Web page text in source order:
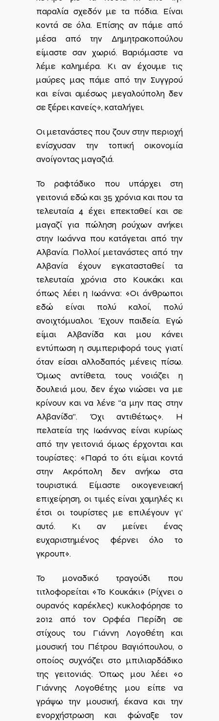
παραλία σχεδόν με τα πόδια. Είναι
κοντά σε όλα. Επίσης αν πάμε από
μέσα από την Δημητρακοπούλου
είμαστε σαν χωριό. Βαριόμαστε να
λέμε καλημέρα. Κι αν έχουμε τις
μαύρες μας πάμε από την Συγγρού
και είναι αμέσως μεγαλούπολη δεν
σε ξέρει κανείς», καταλήγει.
Οι μετανάστες που ζουν στην περιοχή
ενίσχυσαν την τοπική οικονομία
ανοίγοντας μαγαζιά.
Το ραφτάδικο που υπάρχει στη
γειτονιά εδώ και 35 χρόνια και που τα
τελευταία 4 έχει επεκταθεί και σε
μαγαζί για πώληση ρούχων ανήκει
στην Ιωάννα που κατάγεται από την
Αλβανία. Πολλοί μετανάστες από την
Αλβανία έχουν εγκατασταθεί τα
τελευταία χρόνια στο Κουκάκι και
όπως λέει η Ιωάννα: «Οι άνθρωποι
εδώ είναι πολύ καλοί, πολύ
ανοιχτόμυαλοι. Έχουν παιδεία. Εγώ
είμαι Αλβανίδα και μου κάνει
εντύπωση η συμπεριφορά τους γιατί
όταν είσαι αλλοδαπός μένεις πίσω.
Όμως αντίθετα, τους νοιάζει η
δουλειά μου, δεν έχω νιώσει να με
κρίνουν και να λένε “α μην πας στην
Αλβανίδα”. Όχι αντιθέτως». Η
πελατεία της Ιωάννας είναι κυρίως
από την γειτονιά όμως έρχονται και
τουρίστες: «Παρά το ότι είμαι κοντά
στην Ακρόπολη δεν ανήκω στα
τουριστικά. Είμαστε οικογενειακή
επιχείρηση, οι τιμές είναι χαμηλές κι
έτσι οι τουρίστες με επιλέγουν γι’
αυτό. Κι αν μείνει ένας
ευχαριστημένος φέρνει όλο το
γκρουπ».
Το μοναδικό τραγούδι που
τιτλοφορείται «Το Κουκάκι» (Ρίχνει ο
ουρανός καρέκλες) κυκλοφόρησε το
2012 από τον Ορφέα Περίδη σε
στίχους του Γιάννη Λογοθέτη και
μουσική του Πέτρου Βαγιόπουλου, ο
οποίος συχνάζει στο μπιλιαρδάδικο
της γειτονιάς. Όπως μου λέει «ο
Γιάννης Λογοθέτης μου είπε να
γράψω την μουσική, έκανα και την
ενορχήστρωση και φώναξε τον